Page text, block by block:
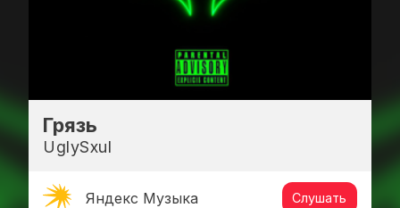
Грязь
UglySxul
Яндекс Музыка Слушать